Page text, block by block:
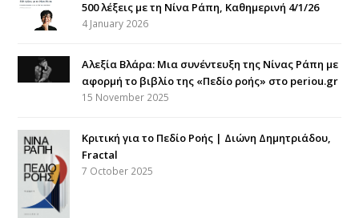
500 λέξεις με τη Νίνα Ράπη, Καθημερινή 4/1/26
4 January 2026
Αλεξία Βλάρα: Μια συνέντευξη της Νίνας Ράπη με
αφορμή το βιβλίο της «Πεδίο ροής» στο periou.gr
15 November 2025
Κριτική για το Πεδίο Ροής | Διώνη Δημητριάδου,
Fractal
7 October 2025